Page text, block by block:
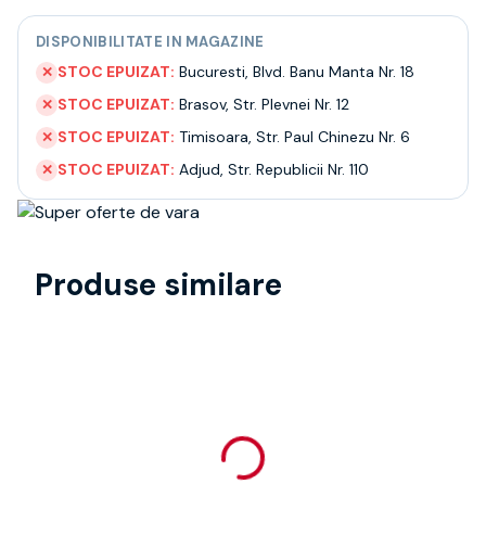
DISPONIBILITATE IN MAGAZINE
✕ STOC EPUIZAT: Bucuresti, Blvd. Banu Manta Nr. 18
✕ STOC EPUIZAT: Brasov, Str. Plevnei Nr. 12
✕ STOC EPUIZAT: Timisoara, Str. Paul Chinezu Nr. 6
✕ STOC EPUIZAT: Adjud, Str. Republicii Nr. 110
Produse similare